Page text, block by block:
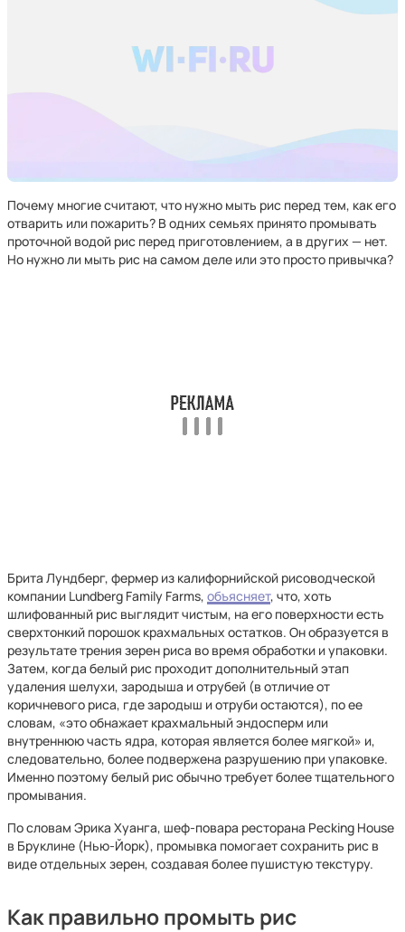
Почему многие считают, что нужно мыть рис перед тем, как его
отварить или пожарить? В одних семьях принято промывать
проточной водой рис перед приготовлением, а в других — нет.
Но нужно ли мыть рис на самом деле или это просто привычка?
Брита Лундберг, фермер из калифорнийской рисоводческой
компании Lundberg Family Farms, объясняет, что, хоть
шлифованный рис выглядит чистым, на его поверхности есть
сверхтонкий порошок крахмальных остатков. Он образуется в
результате трения зерен риса во время обработки и упаковки.
Затем, когда белый рис проходит дополнительный этап
удаления шелухи, зародыша и отрубей (в отличие от
коричневого риса, где зародыш и отруби остаются), по ее
словам, «это обнажает крахмальный эндосперм или
внутреннюю часть ядра, которая является более мягкой» и,
следовательно, более подвержена разрушению при упаковке.
Именно поэтому белый рис обычно требует более тщательного
промывания.
По словам Эрика Хуанга, шеф-повара ресторана Pecking House
в Бруклине (Нью-Йорк), промывка помогает сохранить рис в
виде отдельных зерен, создавая более пушистую текстуру.
Как правильно промыть рис